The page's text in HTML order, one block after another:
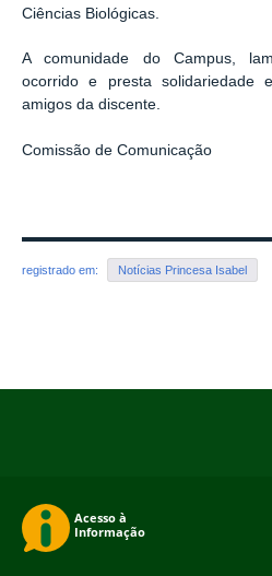
Ciências Biológicas.
A comunidade do Campus,
ocorrido e presta solidariedade
amigos da discente.
Comissão de Comunicação
registrado em: Notícias Princesa Isabel